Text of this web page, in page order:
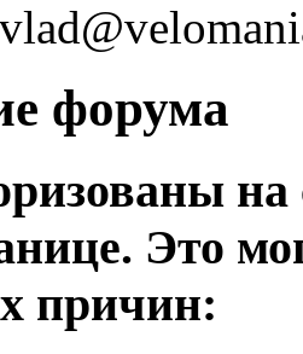
форума
на
Это
причин: